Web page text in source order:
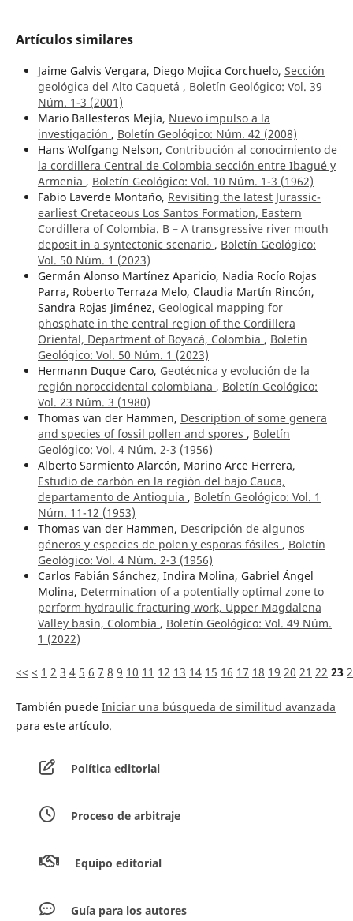
Artículos similares
Jaime Galvis Vergara, Diego Mojica Corchuelo, Sección
geológica del Alto Caquetá , Boletín Geológico: Vol. 39
Núm. 1-3 (2001)
Mario Ballesteros Mejía, Nuevo impulso a la
investigación , Boletín Geológico: Núm. 42 (2008)
Hans Wolfgang Nelson, Contribución al conocimiento de
la cordillera Central de Colombia sección entre Ibagué y
Armenia , Boletín Geológico: Vol. 10 Núm. 1-3 (1962)
Fabio Laverde Montaño, Revisiting the latest Jurassic-
earliest Cretaceous Los Santos Formation, Eastern
Cordillera of Colombia. B – A transgressive river mouth
deposit in a syntectonic scenario , Boletín Geológico:
Vol. 50 Núm. 1 (2023)
Germán Alonso Martínez Aparicio, Nadia Rocío Rojas
Parra, Roberto Terraza Melo, Claudia Martín Rincón,
Sandra Rojas Jiménez, Geological mapping for
phosphate in the central region of the Cordillera
Oriental, Department of Boyacá, Colombia , Boletín
Geológico: Vol. 50 Núm. 1 (2023)
Hermann Duque Caro, Geotécnica y evolución de la
región noroccidental colombiana , Boletín Geológico:
Vol. 23 Núm. 3 (1980)
Thomas van der Hammen, Description of some genera
and species of fossil pollen and spores , Boletín
Geológico: Vol. 4 Núm. 2-3 (1956)
Alberto Sarmiento Alarcón, Marino Arce Herrera,
Estudio de carbón en la región del bajo Cauca,
departamento de Antioquia , Boletín Geológico: Vol. 1
Núm. 11-12 (1953)
Thomas van der Hammen, Descripción de algunos
géneros y especies de polen y esporas fósiles , Boletín
Geológico: Vol. 4 Núm. 2-3 (1956)
Carlos Fabián Sánchez, Indira Molina, Gabriel Ángel
Molina, Determination of a potentially optimal zone to
perform hydraulic fracturing work, Upper Magdalena
Valley basin, Colombia , Boletín Geológico: Vol. 49 Núm.
1 (2022)
<< < 1 2 3 4 5 6 7 8 9 10 11 12 13 14 15 16 17 18 19 20 21 22 23
También puede Iniciar una búsqueda de similitud avanzada
para este artículo.
Política editorial
Proceso de arbitraje
Equipo editorial
Guía para los autores